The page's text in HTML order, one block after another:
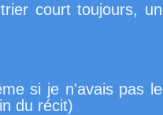
court toujours, un
si je n'avais pas le
du récit)